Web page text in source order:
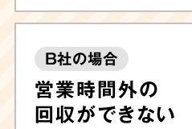
B社の場合
営業時間外の
回収ができない